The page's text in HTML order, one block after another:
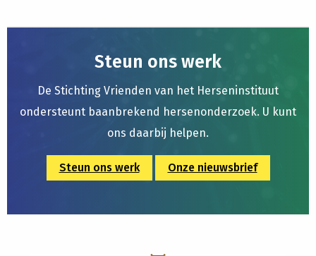
Steun ons werk
De Stichting Vrienden van het Herseninstituut
ondersteunt baanbrekend hersenonderzoek. U kunt
ons daarbij helpen.
Steun ons werk Onze nieuwsbrief